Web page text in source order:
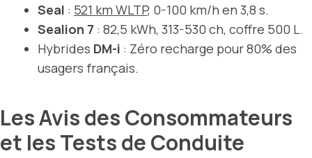
Seal : 521 km WLTP, 0-100 km/h en 3,8 s.
Sealion 7 : 82,5 kWh, 313-530 ch, coffre 500 L.
Hybrides DM-i : Zéro recharge pour 80% des
usagers français.
Les Avis des Consommateurs
et les Tests de Conduite